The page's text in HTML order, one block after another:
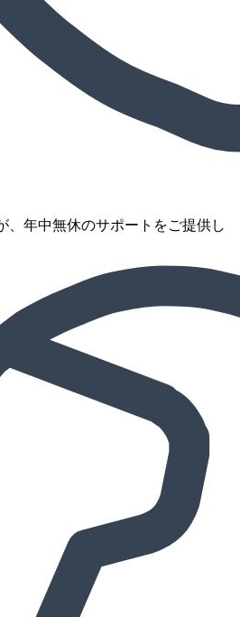
、年中無休のサポートをご提供し